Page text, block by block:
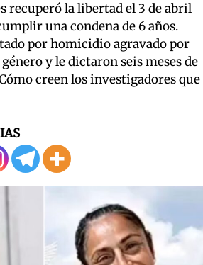
recuperó la libertad el 3 de abril
una condena de 6 años.
por homicidio agravado por
y le dictaron seis meses de
creen los investigadores que